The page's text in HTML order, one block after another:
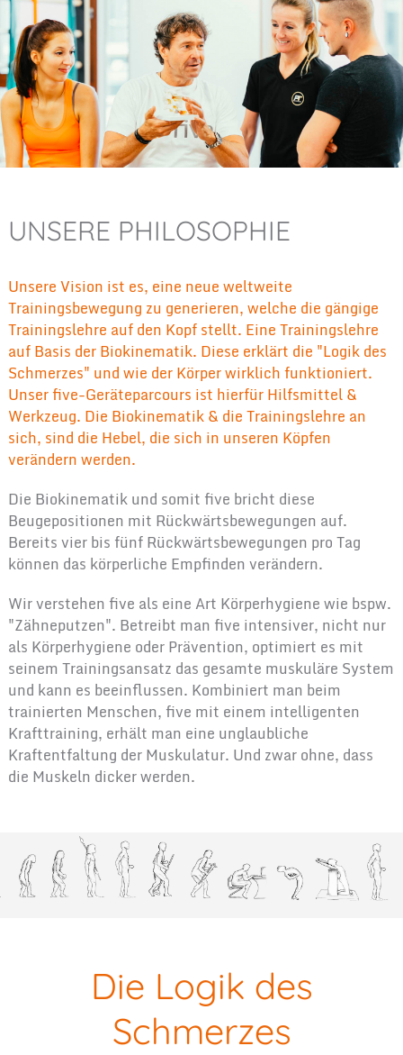
UNSERE PHILOSOPHIE
Unsere Vision ist es, eine neue weltweite
Trainingsbewegung zu generieren, welche die gängige
Trainingslehre auf den Kopf stellt. Eine Trainingslehre
auf Basis derBiokinematik. Diese erklärt die "Logik des
Schmerzes" und wie der Körper wirklich funktioniert.
Unser five-Geräteparcours ist hierfür Hilfsmittel &
Werkzeug. Die Biokinematik & die Trainingslehre an
sich, sind die Hebel, die sich in unseren Köpfen
verändern werden.
Die Biokinematik und somit five bricht diese
Beugepositionen mit Rückwärtsbewegungen auf.
Bereits vier bis fünf Rückwärtsbewegungen pro Tag
können das körperliche Empfinden verändern.
Wir verstehen five als eine Art Körperhygiene wie bspw.
"Zähneputzen". Betreibt man five intensiver, nicht nur
als Körperhygiene oder Prävention, optimiert es mit
seinem Trainingsansatz das gesamte muskuläre System
und kann es beeinflussen. Kombiniert man beim
trainierten Menschen, five mit einem intelligenten
Krafttraining, erhält man eine unglaubliche
Kraftentfaltung der Muskulatur. Und zwar ohne, dass
die Muskeln dicker werden.
Die Logik des
Schmerzes